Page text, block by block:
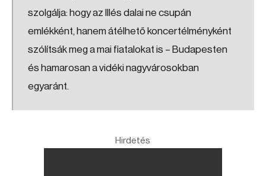
szolgálja: hogy az Illés dalai ne csupán
emlékként, hanem átélhető koncertélményként
szólítsák meg a mai fiatalokat is – Budapesten
és hamarosan a vidéki nagyvárosokban
egyaránt.
Hirdetés